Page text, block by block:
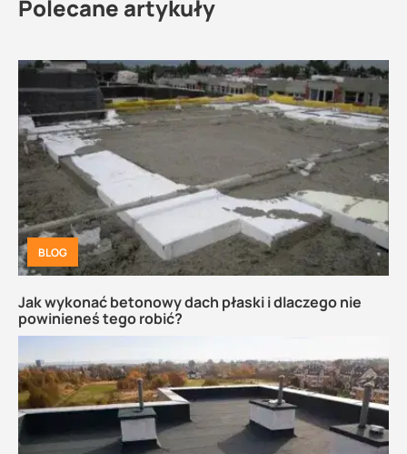
Polecane artykuły
BLOG
Jak wykonać betonowy dach płaski i dlaczego nie
powinieneś tego robić?